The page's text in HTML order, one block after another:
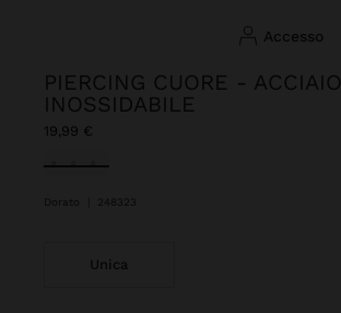
accesso
PIERCING CUORE - ACCIAIO
INOSSIDABILE
19,99 €
Selezionato
Dorato 248323
Unica